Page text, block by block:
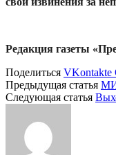
Редакция газеты
Поделиться VKontakte
Предыдущая статья
Следующая статья